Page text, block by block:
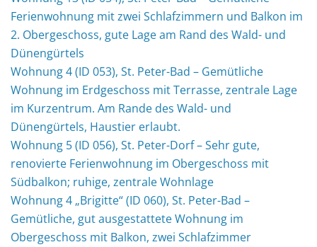
Ferienwohnung mit zwei Schlafzimmern und Balkon im
2. Obergeschoss, gute Lage am Rand des Wald- und
Dünengürtels
Wohnung 4 (ID 053), St. Peter-Bad – Gemütliche
Wohnung im Erdgeschoss mit Terrasse, zentrale Lage
im Kurzentrum. Am Rande des Wald- und
Dünengürtels, Haustier erlaubt.
Wohnung 5 (ID 056), St. Peter-Dorf – Sehr gute,
renovierte Ferienwohnung im Obergeschoss mit
Südbalkon; ruhige, zentrale Wohnlage
Wohnung 4 „Brigitte“ (ID 060), St. Peter-Bad –
Gemütliche, gut ausgestattete Wohnung im
Obergeschoss mit Balkon, zwei Schlafzimmer